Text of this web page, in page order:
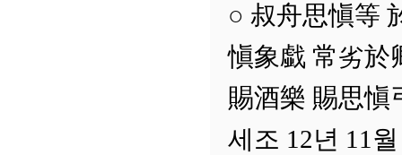
○ 叔舟思愼等
愼象戱 常劣於
賜酒樂 賜思愼
세조 12년 11